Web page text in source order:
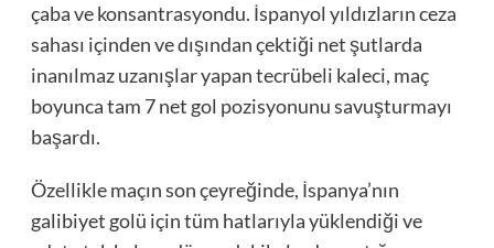
çaba ve konsantrasyondu. İspanyol yıldızların ceza
sahası içinden ve dışından çektiği net şutlarda
inanılmaz uzanışlar yapan tecrübeli kaleci, maç
boyunca tam 7 net gol pozisyonunu savuşturmayı
başardı.
Özellikle maçın son çeyreğinde, İspanya’nın
galibiyet golü için tüm hatlarıyla yüklendiği ve